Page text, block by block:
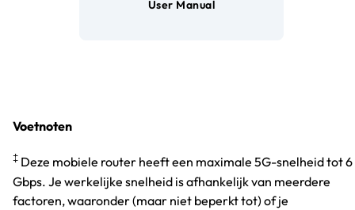
User Manual
Voetnoten
‡ Deze mobiele router heeft een maximale 5G-snelheid tot 6
Gbps. Je werkelijke snelheid is afhankelijk van meerdere
factoren, waaronder (maar niet beperkt tot) of je